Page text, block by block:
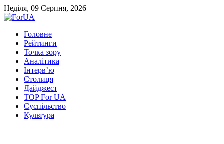
Неділя, 09 Серпня, 2026
Головне
Рейтинги
Точка зору
Аналітика
Інтерв’ю
Столиця
Дайджест
TOP For UA
Суспiльство
Культура